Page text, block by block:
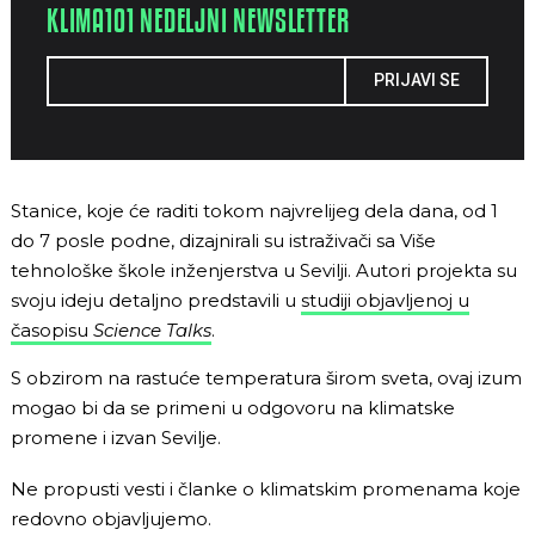
KLIMA101 NEDELJNI NEWSLETTER
PRIJAVI SE
Stanice, koje će raditi tokom najvrelijeg dela dana, od 1
do 7 posle podne, dizajnirali su istraživači sa Više
tehnološke škole inženjerstva u Sevilji. Autori projekta su
svoju ideju detaljno predstavili u studiji objavljenoj u
časopisu Science Talks.
S obzirom na rastuće temperatura širom sveta, ovaj izum
mogao bi da se primeni u odgovoru na klimatske
promene i izvan Sevilje.
Ne propusti vesti i članke o klimatskim promenama koje
redovno objavljujemo.